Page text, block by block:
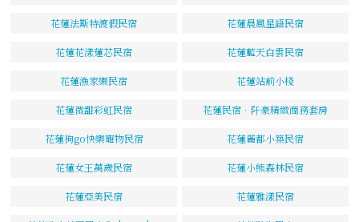
花蓮法斯特渡假民宿 花蓮晨風星語民宿
花蓮花漾蓮芯民宿 花蓮藍天白雲民宿
花蓮漁家樂民宿 花蓮站前小棧
花蓮微甜彩虹民宿 花蓮民宿．阡豪精緻商務套房
花蓮狗go快樂寵物民宿 花蓮麗都小築民宿
花蓮女王萬歲民宿 花蓮小熊森林民宿
花蓮亞美民宿 花蓮雅漾民宿